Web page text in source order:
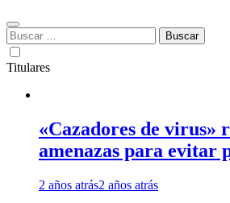
Buscar:
Titulares
«Cazadores de virus»
amenazas para evitar
2 años atrás2 años atrás